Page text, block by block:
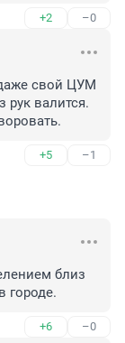
+2 –0
свой ЦУМ
рук валится.
+5 –1
близ
городе.
+6 –0